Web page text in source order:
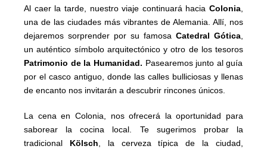
Al caer la tarde, nuestro viaje continuará hacia Colonia,
una de las ciudades más vibrantes de Alemania. Allí, nos
dejaremos sorprender por su famosa Catedral Gótica,
un auténtico símbolo arquitectónico y otro de los tesoros
Patrimonio de la Humanidad. Pasearemos junto al guía
por el casco antiguo, donde las calles bulliciosas y llenas
de encanto nos invitarán a descubrir rincones únicos.
La cena en Colonia, nos ofrecerá la oportunidad para
saborear la cocina local. Te sugerimos probar la
tradicional Kölsch, la cerveza típica de la ciudad,